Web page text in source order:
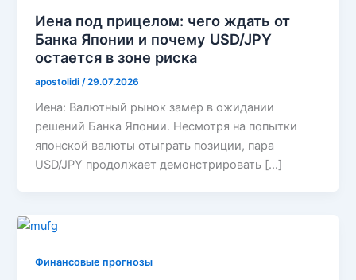
Иена под прицелом: чего ждать от
Банка Японии и почему USD/JPY
остается в зоне риска
apostolidi /29.07.2026
Иена: Валютный рынок замер в ожидании
решений Банка Японии. Несмотря на попытки
японской валюты отыграть позиции, пара
USD/JPY продолжает демонстрировать […]
Финансовые прогнозы